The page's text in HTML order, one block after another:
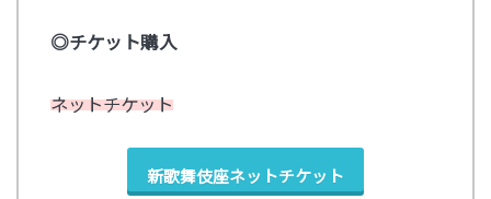
◎チケット購入
ネットチケット
新歌舞伎座ネットチケット